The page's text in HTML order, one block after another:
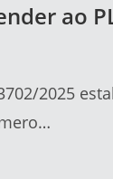
ao
2025